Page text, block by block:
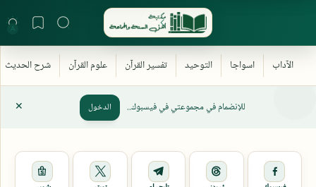
للإنضمام في مجموعتي في فيسبوك.. الدخول